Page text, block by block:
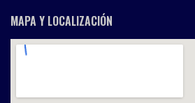
MAPA Y LOCALIZACIÓN